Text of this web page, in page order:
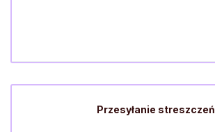
Przesyłanie streszczeń